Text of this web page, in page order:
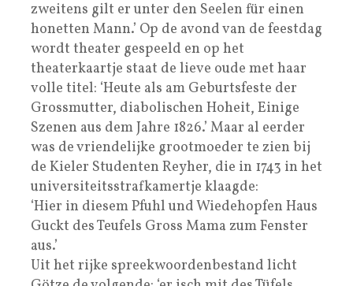
zweitens gilt er unter den Seelen für einen
honetten Mann.’ Op de avond van de feestdag
wordt theater gespeeld en op het
theaterkaartje staat de lieve oude met haar
volle titel: ‘Heute als am Geburtsfeste der
Grossmutter, diabolischen Hoheit, Einige
Szenen aus dem Jahre 1826.’ Maar al eerder
was de vriendelijke grootmoeder te zien bij
de Kieler Studenten Reyher, die in 1743 in het
universiteitsstrafkamertje klaagde:
‘Hier in diesem Pfuhl und Wiedehopfen Haus
Guckt des Teufels Gross Mama zum Fenster
aus.’
Uit het rijke spreekwoordenbestand licht